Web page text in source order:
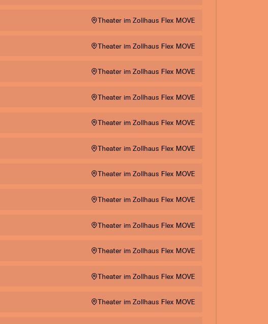
Theater im Zollhaus Flex MOVE
Theater im Zollhaus Flex MOVE
Theater im Zollhaus Flex MOVE
Theater im Zollhaus Flex MOVE
Theater im Zollhaus Flex MOVE
Theater im Zollhaus Flex MOVE
Theater im Zollhaus Flex MOVE
Theater im Zollhaus Flex MOVE
Theater im Zollhaus Flex MOVE
Theater im Zollhaus Flex MOVE
Theater im Zollhaus Flex MOVE
Theater im Zollhaus Flex MOVE